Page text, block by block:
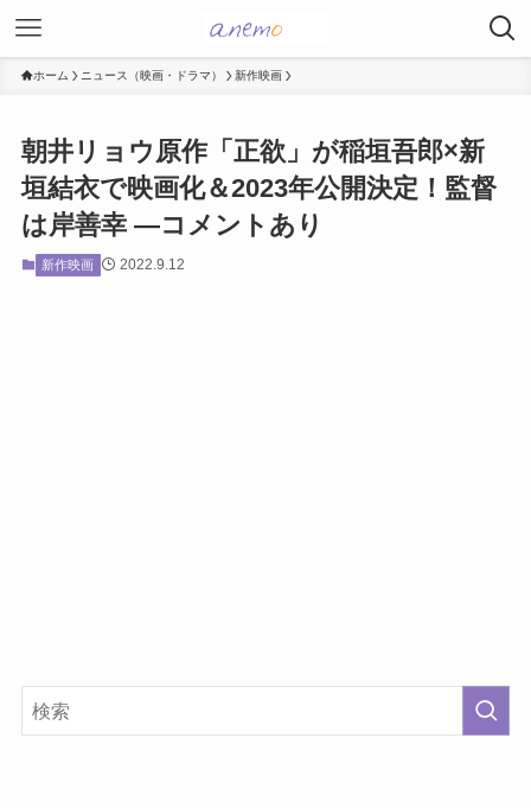
ホーム ニュース（映画・ドラマ） 新作映画
朝井リョウ原作「正欲」が稲垣吾郎×新
垣結衣で映画化＆2023年公開決定！監督
は岸善幸 ―コメントあり
新作映画 2022.9.12